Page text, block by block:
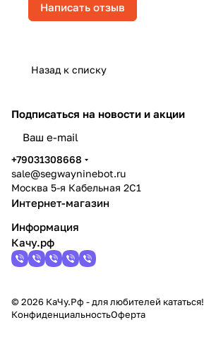
Написать отзыв
Назад к списку
Подписаться на новости и акции
+79031308668
sale@segwayninebot.ru
Москва 5-я Кабельная 2С1
Интернет-магазин
Информация
Качу.рф
© 2026 КаЧу.Рф - для любителей кататься!
КонфиденциальностьОферта